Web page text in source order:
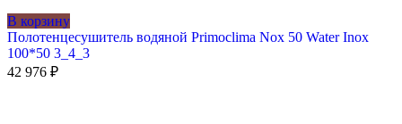
В корзину
Полотенцесушитель водяной Primoclima Nox 50 Water Inox
100*50 3_4_3
42 976 ₽